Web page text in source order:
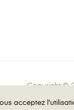
acceptez
Copyright ©
acceptez